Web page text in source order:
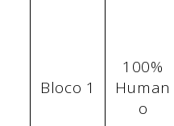
Bloco 1
100%
Human
o